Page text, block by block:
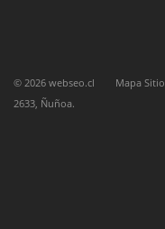
© 2026 webseo.cl Mapa Sitio
2633, Ñuñoa.